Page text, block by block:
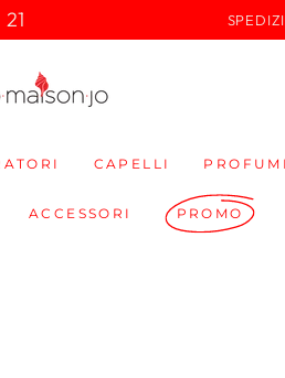
CAPELLI PROFUMI
ACCESSORI PROMO